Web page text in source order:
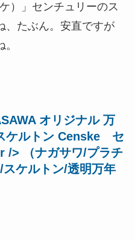
）」センチュリーのス
、たぶん。安直ですが
オリジナル 万
ケルトン Censke セ
> （ナガサワ/プラチ
ケルトン/透明万年